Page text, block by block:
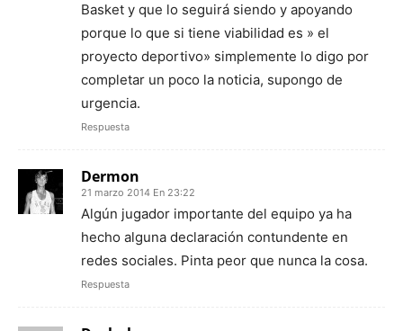
Basket y que lo seguirá siendo y apoyando
porque lo que si tiene viabilidad es » el
proyecto deportivo» simplemente lo digo por
completar un poco la noticia, supongo de
urgencia.
Respuesta
Dermon
21 marzo 2014 En 23:22
Algún jugador importante del equipo ya ha
hecho alguna declaración contundente en
redes sociales. Pinta peor que nunca la cosa.
Respuesta